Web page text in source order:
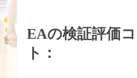
EAの検証評価
ト：